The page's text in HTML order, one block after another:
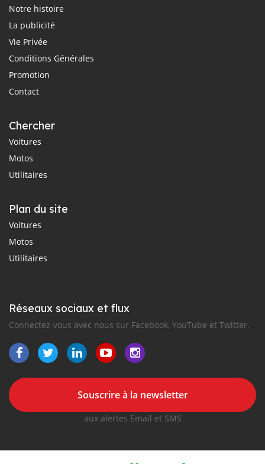
Notre histoire
La publicité
Vie Privée
Conditions Générales
Promotion
Contact
Chercher
Voitures
Motos
Utilitaires
Plan du site
Voitures
Motos
Utilitaires
Réseaux sociaux et flux
Connectez-vous avec nous sur Facebook, YouTube et Twitter.
Souscrire à la newsletter
aux alertes Email et SMS